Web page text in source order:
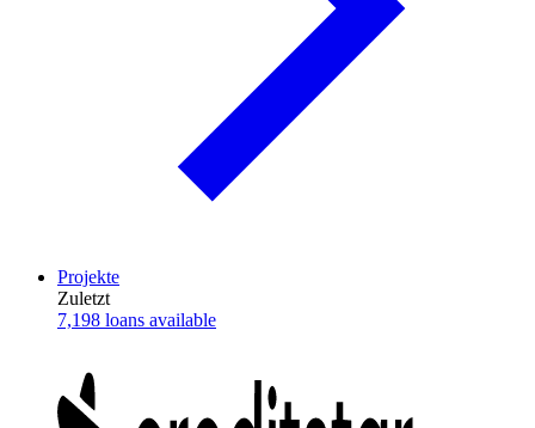
Projekte
Zuletzt
7,198 loans available